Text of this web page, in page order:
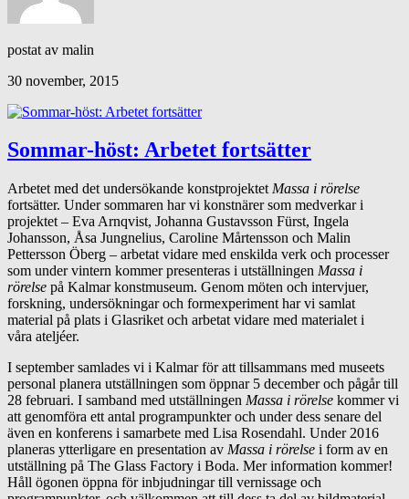
postat av malin
30 november, 2015
Sommar-höst: Arbetet fortsätter
Arbetet med det undersökande konstprojektet Massa i rörelse
fortsätter. Under sommaren har vi konstnärer som medverkar i
projektet – Eva Arnqvist, Johanna Gustavsson Fürst, Ingela
Johansson, Åsa Jungnelius, Caroline Mårtensson och Malin
Pettersson Öberg – arbetat vidare med enskilda verk och processer
som under vintern kommer presenteras i utställningen Massa i
rörelse på Kalmar konstmuseum. Genom möten och intervjuer,
forskning, undersökningar och formexperiment har vi samlat
material på plats i Glasriket och arbetat vidare med materialet i
våra ateljéer.
I september samlades vi i Kalmar för att tillsammans med museets
personal planera utställningen som öppnar 5 december och pågår till
28 februari. I samband med utställningen Massa i rörelse kommer vi
att genomföra ett antal programpunkter och under dess senare del
även en konferens i samarbete med Lisa Rosendahl. Under 2016
planeras ytterligare en presentation av Massa i rörelse i form av en
utställning på The Glass Factory i Boda. Mer information kommer!
Håll ögonen öppna för inbjudningar till vernissage och